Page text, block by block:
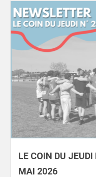
LE COIN DU
MAI 2026